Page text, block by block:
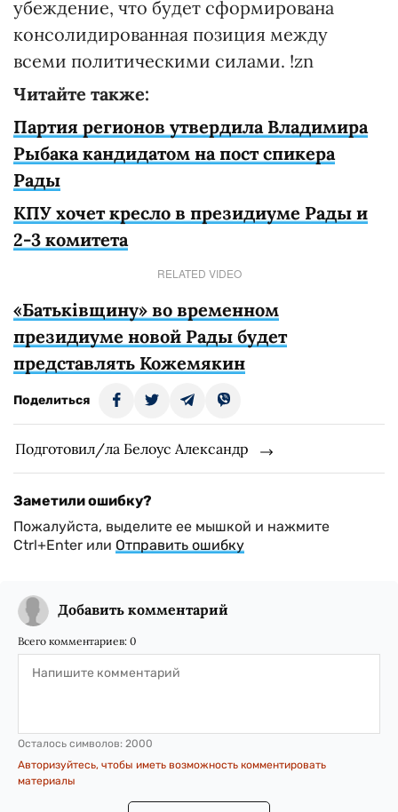
убеждение, что будет сформирована
консолидированная позиция между
всеми политическими силами. !zn
Читайте также:
Партия регионов утвердила Владимира
Рыбака кандидатом на пост спикера
Рады
КПУ хочет кресло в президиуме Рады и
2-3 комитета
RELATED VIDEO
«Батьківщину» во временном
президиуме новой Рады будет
представлять Кожемякин
Поделиться
Подготовил/ла Белоус Александр
Заметили ошибку?
Пожалуйста, выделите ее мышкой и нажмите
Ctrl+Enter или Отправить ошибку
Добавить комментарий
Всего комментариев: 0
Осталось символов: 2000
Авторизуйтесь, чтобы иметь возможность комментировать
материалы